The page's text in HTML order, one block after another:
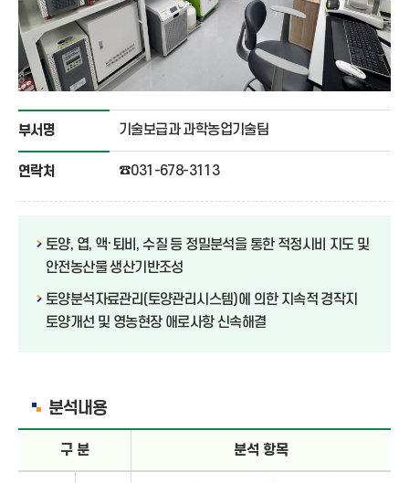
부서명 기술보급과 과학농업기술팀
연락처 ☎031-678-3113
토양, 엽, 액·퇴비, 수질 등 정밀분석을 통한 적정시비 지도 및
안전농산물 생산기반조성
토양분석자료관리(토양관리시스템)에 의한 지속적 경작지
토양개선 및 영농현장 애로사항 신속해결
분석내용
구 분 분석 항목